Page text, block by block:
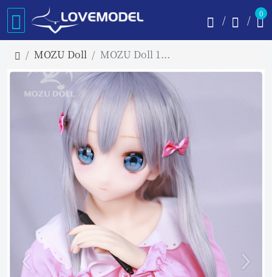
0
MOZU Doll MOZU Doll 145cm Dカップ 小纱 TPE製ラブドール